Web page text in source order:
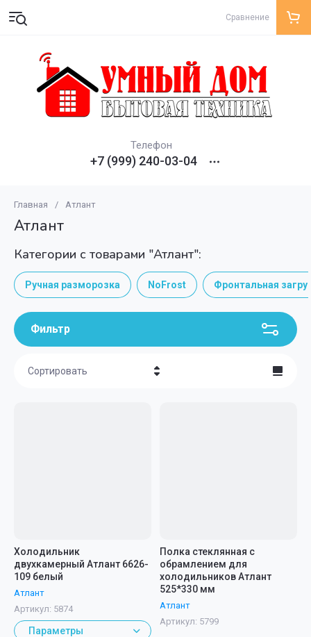
Телефон
+7 (999) 240-03-04
Сравнение
Главная / Атлант
Атлант
Категории с товарами "Атлант":
Ручная разморозка NoFrost Фронтальная
Фильтр
Сортировать
Холодильник
двухкамерный Атлант 6626-
109 белый
Атлант
Артикул: 5874
Параметры
Полка стеклянная с
обрамлением для
холодильников Атлант
525*330 мм
Атлант
Артикул: 5799